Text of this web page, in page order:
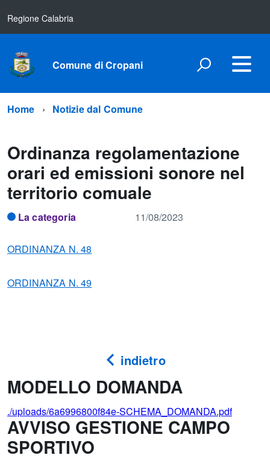
Regione Calabria
Comune di Cropani
Home Notizie dal Comune
Ordinanza regolamentazione
orari ed emissioni sonore nel
territorio comuale
La categoria 11/08/2023
ORDINANZA N. 48
ORDINANZA N. 49
indietro
MODELLO DOMANDA
./uploads/6a6996800f84e-SCHEMA_DOMANDA.pdf
AVVISO GESTIONE CAMPO
SPORTIVO